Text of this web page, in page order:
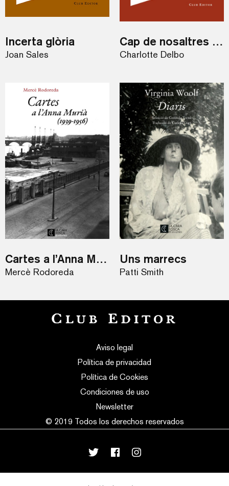
Incerta glòria
Joan Sales
Cap de nosaltres tornarà
Charlotte Delbo
Cartes a l’Anna Murià
Mercè Rodoreda
Uns marrecs
Patti Smith
Aviso legal
Política de privacidad
Política de Cookies
Condiciones de uso
Newsletter
© 2019 Todos los derechos reservados